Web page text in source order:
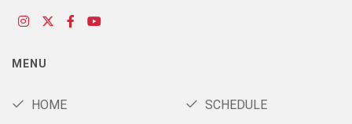
MENU
HOME SCHEDULE